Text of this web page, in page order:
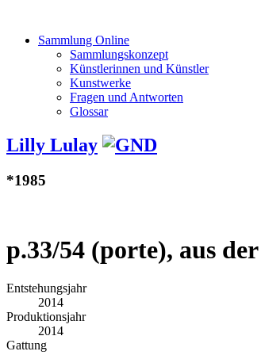
Sammlung Online
Sammlungskonzept
Künstlerinnen und Künstler
Kunstwerke
Fragen und Antworten
Glossar
Lilly Lulay
*1985
p.33/54 (porte), aus
Entstehungsjahr
2014
Produktionsjahr
2014
Gattung